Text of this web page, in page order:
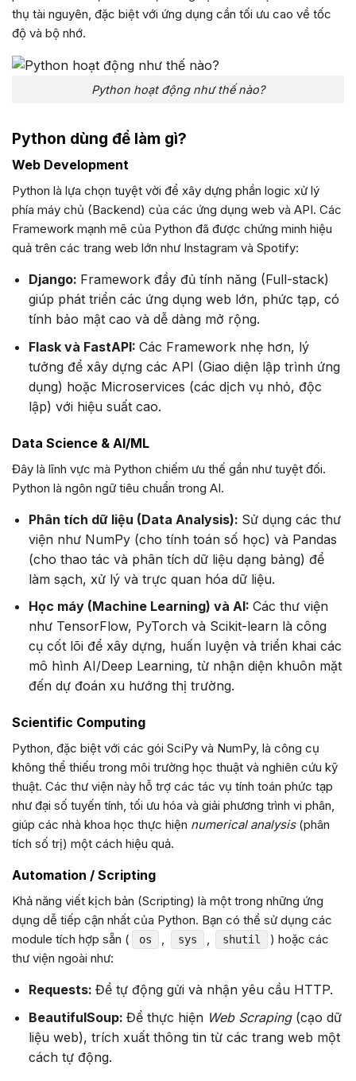
thụ tài nguyên, đặc biệt với ứng dụng cần tối ưu cao về tốc
độ và bộ nhớ.
Python hoạt động như thế nào?
Python dùng để làm gì?
Web Development
Python là lựa chọn tuyệt vời để xây dựng phần logic xử lý
phía máy chủ (Backend) của các ứng dụng web và API. Các
Framework mạnh mẽ của Python đã được chứng minh hiệu
quả trên các trang web lớn như Instagram và Spotify:
Django: Framework đầy đủ tính năng (Full-stack)
giúp phát triển các ứng dụng web lớn, phức tạp, có
tính bảo mật cao và dễ dàng mở rộng.
Flask và FastAPI: Các Framework nhẹ hơn, lý
tưởng để xây dựng các API (Giao diện lập trình ứng
dụng) hoặc Microservices (các dịch vụ nhỏ, độc
lập) với hiệu suất cao.
Data Science & AI/ML
Đây là lĩnh vực mà Python chiếm ưu thế gần như tuyệt đối.
Python là ngôn ngữ tiêu chuẩn trong AI.
Phân tích dữ liệu (Data Analysis): Sử dụng các thư
viện như NumPy (cho tính toán số học) và Pandas
(cho thao tác và phân tích dữ liệu dạng bảng) để
làm sạch, xử lý và trực quan hóa dữ liệu.
Học máy (Machine Learning) và AI: Các thư viện
như TensorFlow, PyTorch và Scikit-learn là công
cụ cốt lõi để xây dựng, huấn luyện và triển khai các
mô hình AI/Deep Learning, từ nhận diện khuôn mặt
đến dự đoán xu hướng thị trường.
Scientific Computing
Python, đặc biệt với các gói SciPy và NumPy, là công cụ
không thể thiếu trong môi trường học thuật và nghiên cứu kỹ
thuật. Các thư viện này hỗ trợ các tác vụ tính toán phức tạp
như đại số tuyến tính, tối ưu hóa và giải phương trình vi phân,
giúp các nhà khoa học thực hiện numerical analysis(phân
tích số trị) một cách hiệu quả.
Automation / Scripting
Khả năng viết kịch bản (Scripting) là một trong những ứng
dụng dễ tiếp cận nhất của Python. Bạn có thể sử dụng các
module tích hợp sẵn (
os , sys , shutil
) hoặc các
thư viện ngoài như:
Requests: Để tự động gửi và nhận yêu cầu HTTP.
BeautifulSoup: Để thực hiện Web Scraping(cạo dữ
liệu web), trích xuất thông tin từ các trang web một
cách tự động.